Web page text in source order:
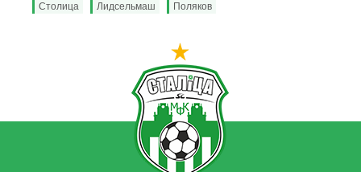
Столица Лидсельмаш Поляков